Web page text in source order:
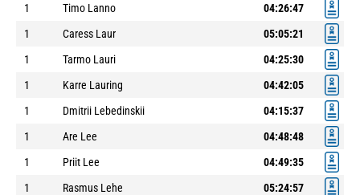
1
Timo Lanno
04:26:47
1
Caress Laur
05:05:21
1
Tarmo Lauri
04:25:30
1
Karre Lauring
04:42:05
1
Dmitrii Lebedinskii
04:15:37
1
Are Lee
04:48:48
1
Priit Lee
04:49:35
1
Rasmus Lehe
05:24:57